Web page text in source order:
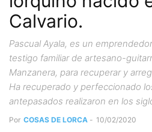
Calvario.
Pascual Ayala, es un
testigo familiar de artesano-
Manzanera, para recuperar y
Ha recuperado y perfeccionado
antepasados realizaron en los
Por COSAS DE LORCA - 10/02/2020